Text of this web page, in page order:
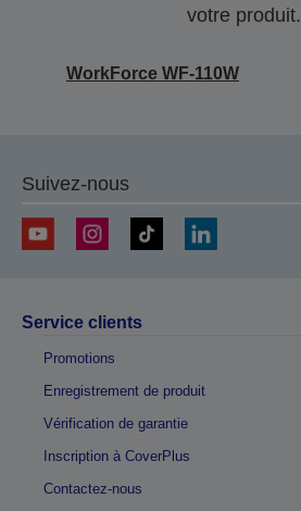
votre produit.
WorkForce WF-110W
Suivez-nous
Service clients
Promotions
Enregistrement de produit
Vérification de garantie
Inscription à CoverPlus
Contactez-nous